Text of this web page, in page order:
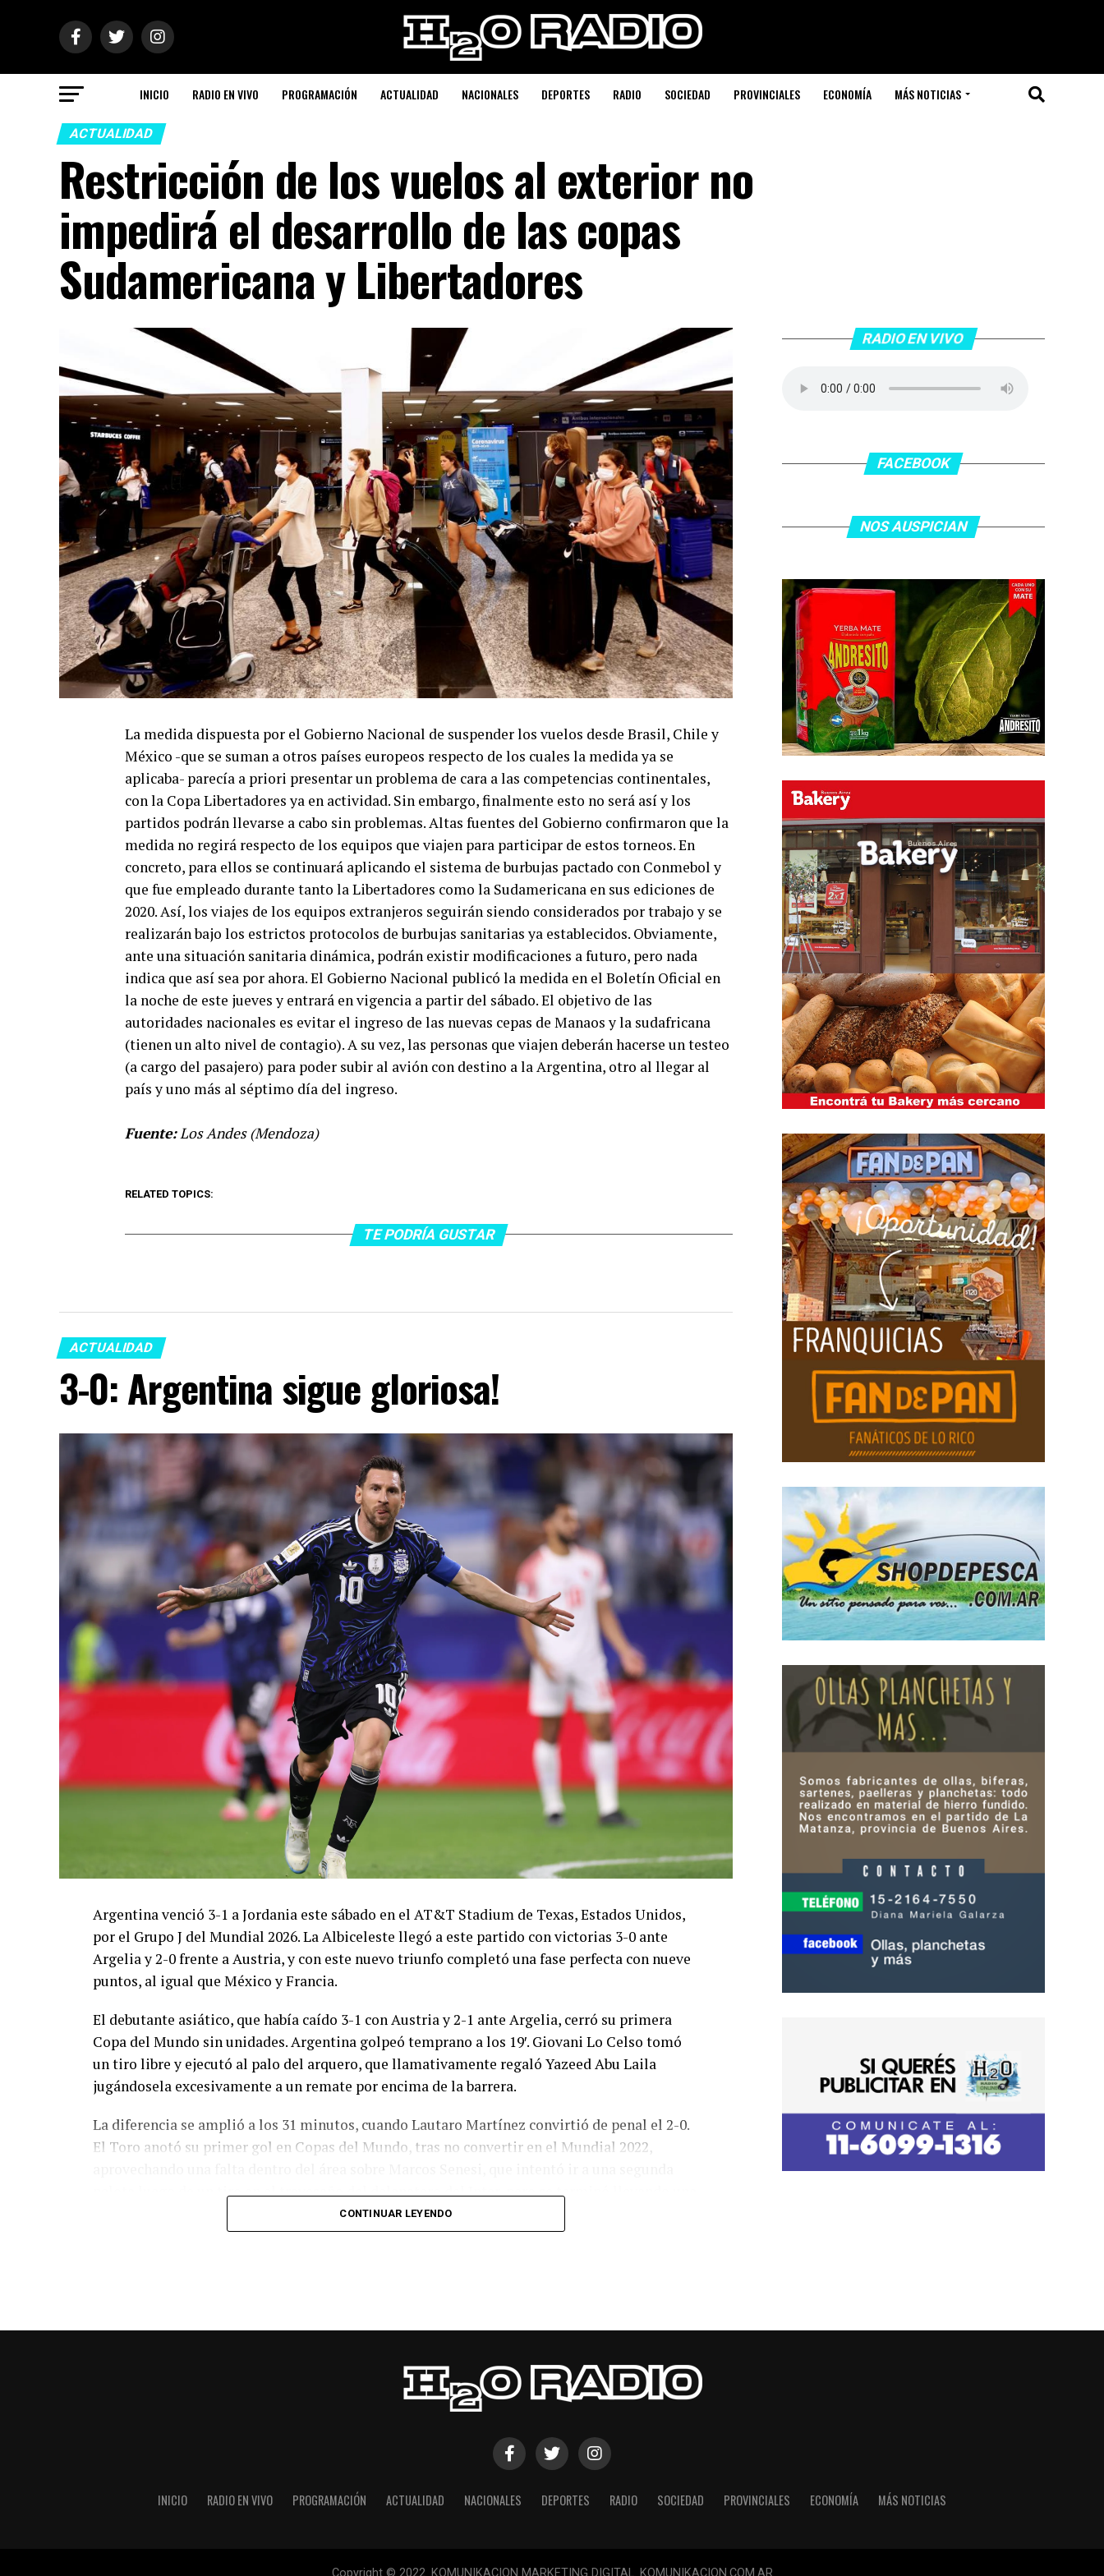
INICIO RADIO EN VIVO PROGRAMACIÓN ACTUALIDAD NACIONALES DEPORTES RADIO SOCIEDAD PROVINCIALES ECONOMÍA MÁS NOTICIAS
ACTUALIDAD
Restricción de los vuelos al exterior no
impedirá el desarrollo de las copas
Sudamericana y Libertadores
La medida dispuesta por el Gobierno Nacional de suspender los vuelos desde Brasil, Chile y
México -que se suman a otros países europeos respecto de los cuales la medida ya se
aplicaba- parecía a priori presentar un problema de cara a las competencias continentales,
con la Copa Libertadores ya en actividad. Sin embargo, finalmente esto no será así y los
partidos podrán llevarse a cabo sin problemas. Altas fuentes del Gobierno confirmaron que la
medida no regirá respecto de los equipos que viajen para participar de estos torneos. En
concreto, para ellos se continuará aplicando el sistema de burbujas pactado con Conmebol y
que fue empleado durante tanto la Libertadores como la Sudamericana en sus ediciones de
2020. Así, los viajes de los equipos extranjeros seguirán siendo considerados por trabajo y se
realizarán bajo los estrictos protocolos de burbujas sanitarias ya establecidos. Obviamente,
ante una situación sanitaria dinámica, podrán existir modificaciones a futuro, pero nada
indica que así sea por ahora. El Gobierno Nacional publicó la medida en el Boletín Oficial en
la noche de este jueves y entrará en vigencia a partir del sábado. El objetivo de las
autoridades nacionales es evitar el ingreso de las nuevas cepas de Manaos y la sudafricana
(tienen un alto nivel de contagio). A su vez, las personas que viajen deberán hacerse un testeo
(a cargo del pasajero) para poder subir al avión con destino a la Argentina, otro al llegar al
país y uno más al séptimo día del ingreso.
Fuente:Los Andes (Mendoza)
RELATED TOPICS:
TE PODRÍA GUSTAR
ACTUALIDAD
3-0: Argentina sigue gloriosa!
Argentina venció 3-1 a Jordania este sábado en el AT&T Stadium de Texas, Estados Unidos,
por el Grupo J del Mundial 2026. La Albiceleste llegó a este partido con victorias 3-0 ante
Argelia y 2-0 frente a Austria, y con este nuevo triunfo completó una fase perfecta con nueve
puntos, al igual que México y Francia.
El debutante asiático, que había caído 3-1 con Austria y 2-1 ante Argelia, cerró su primera
Copa del Mundo sin unidades. Argentina golpeó temprano a los 19′. Giovani Lo Celso tomó
un tiro libre y ejecutó al palo del arquero, que llamativamente regaló Yazeed Abu Laila
jugándosela excesivamente a un remate por encima de la barrera.
La diferencia se amplió a los 31 minutos, cuando Lautaro Martínez convirtió de penal el 2-0.
El Toro anotó su primer gol en Copas del Mundo, tras no convertir en el Mundial 2022,
pelota luego de un tiro en el travesaño del delanatero del Inter, pero se terminó llevando una
CONTINUAR LEYENDO
RADIO EN VIVO
FACEBOOK
NOS AUSPICIAN
INICIO RADIO EN VIVO PROGRAMACIÓN ACTUALIDAD NACIONALES DEPORTES RADIO SOCIEDAD PROVINCIALES ECONOMÍA MÁS NOTICIAS